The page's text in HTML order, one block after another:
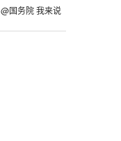
@国务院 我来说